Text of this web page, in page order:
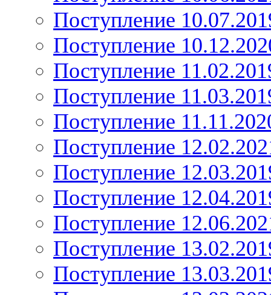
Поступление
Поступление
Поступление
Поступление
Поступление
Поступление
Поступление
Поступление
Поступление
Поступление
Поступление